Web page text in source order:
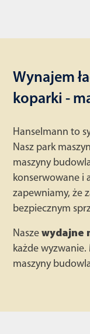
Wynajem
koparki -
Hanselmann to
Nasz park
maszyny
konserwowane i
zapewniamy, że
bezpiecznym
Nasze wydajne
każde wyzwanie.
maszyny